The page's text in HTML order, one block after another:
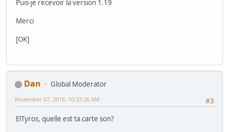
Puis-je recevoir la version 1.19
Merci
[OK]
Dan
Global Moderator
#3
November 07, 2018, 10:33:26 AM
ElTyros, quelle est ta carte son?